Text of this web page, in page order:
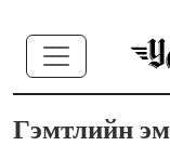
Гэмтлийн